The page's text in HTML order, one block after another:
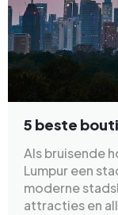
5 beste
Als bruisende
Lumpur een
moderne
attracties en